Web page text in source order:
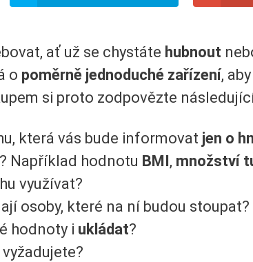
ať už se chystáte hubnout
o poměrně jednoduché zařízení,
si proto zodpovězte
která vás bude informovat jen o
Například hodnotu BMI , množství
využívat?
osoby, které na ní budou stoupat?
hodnoty i ukládat?